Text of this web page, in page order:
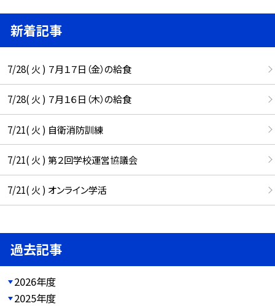
新着記事
7/28( 火 ) ７月１７日（金）の給食
7/28( 火 ) ７月１６日（木）の給食
7/21( 火 ) 自衛消防訓練
7/21( 火 ) 第２回学校運営協議会
7/21( 火 ) オンライン学活
過去記事
2026年度
2025年度